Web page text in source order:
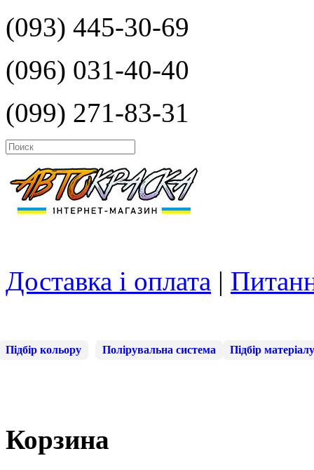
(093) 445-30-69
(096) 031-40-40
(099) 271-83-31
Доставка і оплата |
Підбір кольору Полірувальна система Підбір матеріалу
Корзина